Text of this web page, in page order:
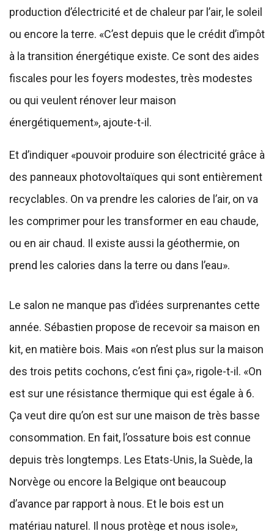
production d’électricité et de chaleur par l’air, le soleil
ou encore la terre. «C’est depuis que le crédit d’impôt
à la transition énergétique existe. Ce sont des aides
fiscales pour les foyers modestes, très modestes
ou qui veulent rénover leur maison
énergétiquement», ajoute-t-il.
Et d’indiquer «pouvoir produire son électricité grâce à
des panneaux photovoltaïques qui sont entièrement
recyclables. On va prendre les calories de l’air, on va
les comprimer pour les transformer en eau chaude,
ou en air chaud. Il existe aussi la géothermie, on
prend les calories dans la terre ou dans l’eau».
Le salon ne manque pas d’idées surprenantes cette
année. Sébastien propose de recevoir sa maison en
kit, en matière bois. Mais «on n’est plus sur la maison
des trois petits cochons, c’est fini ça», rigole-t-il. «On
est sur une résistance thermique qui est égale à 6.
Ça veut dire qu’on est sur une maison de très basse
consommation. En fait, l’ossature bois est connue
depuis très longtemps. Les Etats-Unis, la Suède, la
Norvège ou encore la Belgique ont beaucoup
d’avance par rapport à nous. Et le bois est un
matériau naturel. Il nous protège et nous isole»,